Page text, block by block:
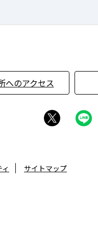
へのアクセス
サイトマップ